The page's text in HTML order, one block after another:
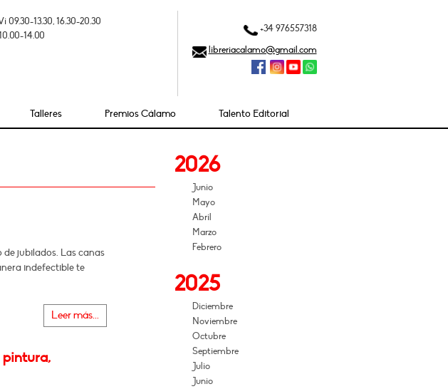
09.30-13.30, 16.30-20.30
14.00
+34 976557318
libreriacalamo@gmail.com
Talleres Premios Cálamo Talento Editorial
de jubilados. Las canas
indefectible te
Leer más...
2026
Junio
Mayo
Abril
Marzo
Febrero
2025
Diciembre
Noviembre
Octubre
Septiembre
Julio
Junio